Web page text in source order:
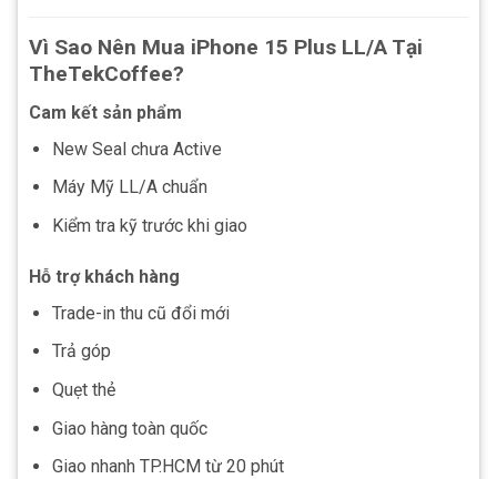
Vì Sao Nên Mua iPhone 15 Plus LL/A Tại
TheTekCoffee?
Cam kết sản phẩm
New Seal chưa Active
Máy Mỹ LL/A chuẩn
Kiểm tra kỹ trước khi giao
Hỗ trợ khách hàng
Trade-in thu cũ đổi mới
Trả góp
Quẹt thẻ
Giao hàng toàn quốc
Giao nhanh TP.HCM từ 20 phút